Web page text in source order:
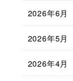
2026年6月
2026年5月
2026年4月